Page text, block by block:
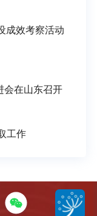
成效考察活动
会在山东召开
工作